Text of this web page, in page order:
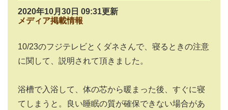
2020年10月30日 09:31更新
メディア掲載情報
10/23のフジテレビとくダネさんで、寝るときの注意
に関して、説明されて頂きました。
浴槽で入浴して、体の芯から暖まった後、すぐに寝
てしまうと。良い睡眠の質が確保できない場合があ